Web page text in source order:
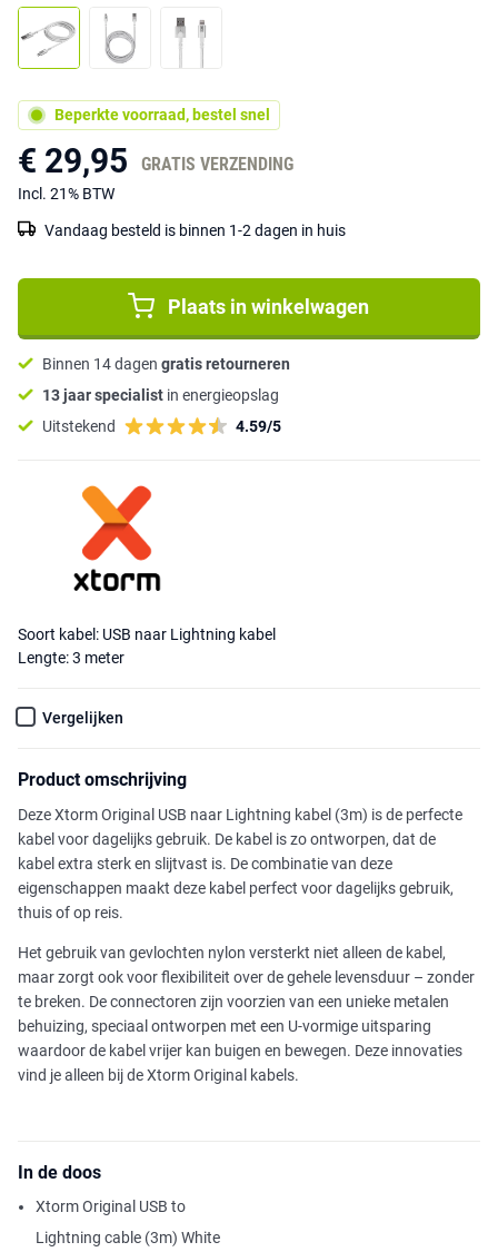
Beperkte voorraad, bestel snel
€ 29,95 GRATIS VERZENDING
Incl. 21% BTW
Vandaag besteld is binnen 1-2 dagen in huis
Plaats in winkelwagen
Binnen 14 dagen gratis retourneren
13 jaar specialist in energieopslag
Uitstekend
4.59/5
Soort kabel: USB naar Lightning kabel
Lengte: 3 meter
Vergelijken
Product omschrijving
Deze Xtorm Original USB naar Lightning kabel (3m) is de perfecte
kabel voor dagelijks gebruik. De kabel is zo ontworpen, dat de
kabel extra sterk en slijtvast is. De combinatie van deze
eigenschappen maakt deze kabel perfect voor dagelijks gebruik,
thuis of op reis.
Het gebruik van gevlochten nylon versterkt niet alleen de kabel,
maar zorgt ook voor flexibiliteit over de gehele levensduur – zonder
te breken. De connectoren zijn voorzien van een unieke metalen
behuizing, speciaal ontworpen met een U-vormige uitsparing
waardoor de kabel vrijer kan buigen en bewegen. Deze innovaties
vind je alleen bij de Xtorm Original kabels.
In de doos
Xtorm Original USB to
Lightning cable (3m) White